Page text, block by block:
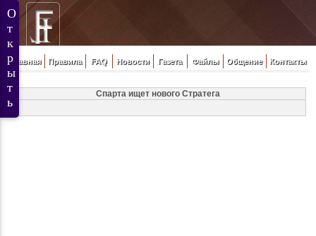
Главная Правила FAQ Новости Газета Файлы Общение Контакты
Спарта ищет нового Стратега